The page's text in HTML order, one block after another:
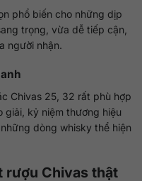
phổ biến cho những dịp
trọng, vừa dễ tiếp cận,
người nhận.
Chivas 25, 32 rất phù hợp
giải, kỷ niệm thương hiệu
dòng whisky thể hiện
rượu Chivas thật